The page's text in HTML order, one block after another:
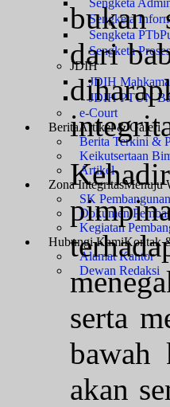
Sengketa
Sengketa
Sengketa
Sengketa
JDIH
JDIH
JDIH PTUN
e-Court
BeritaArtikel & Galeri
Berita Terkini &
Keikutsertaan
Artikel
Zona IntegritasMenuju
SK
Dokumen
Kegiatan
Hubungi KamiKontak
Alamat Kantor
Dewan Redaksi
bukan
dari
serta
bawah
akan